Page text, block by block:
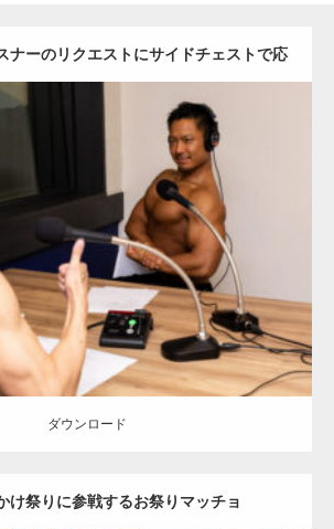
ナーのリクエストにサイドチェストで応
えるマッチョ
マッチョ オレンジの人 AKIHITO(細マッチョ)
)
上腕三頭筋 背中 肩 天神 (福岡)
ロード
ダウンロード
け祭りに参戦するお祭りマッチョ